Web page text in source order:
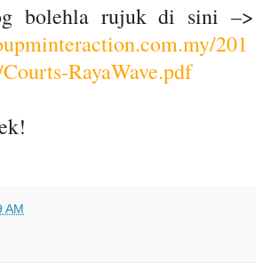
bolehla rujuk di sini –>
201
RayaWave.pdf
AM